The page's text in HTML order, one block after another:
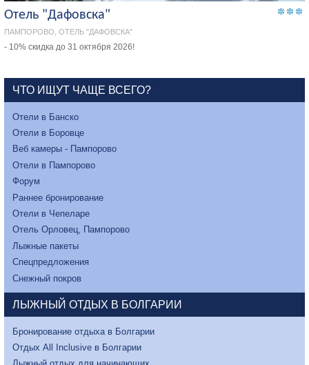
Отель "Дафовска"
ПАМПОРОВО, ОТЕЛЬ "ДАФОВСКА"
- 10% скидка до 31 октября 2026!
ЧТО ИЩУТ ЧАЩЕ ВСЕГО?
Отели в Банско
Отели в Боровце
Веб камеры - Пампорово
Отели в Пампорово
Форум
Раннее бронирование
Отели в Чепеларе
Отель Орловец, Пампорово
Лыжные пакеты
Спецпредложения
Снежный покров
ЛЫЖНЫЙ ОТДЫХ В БОЛГАРИИ
Бронирование отдыха в Болгарии
Отдых All Inclusive в Болгарии